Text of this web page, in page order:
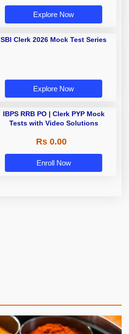
Explore Now
SBI Clerk 2026 Mock Test Series
Explore Now
IBPS RRB PO | Clerk PYP Mock
Tests with Video Solutions
Rs 0.00
Enroll Now